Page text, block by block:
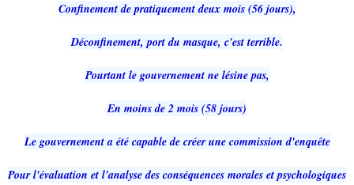
Confinement de pratiquement deux mois (56 jours),
Déconfinement, port du masque, c'est terrible.
Pourtant le gouvernement ne lésine pas,
En moins de 2 mois (58 jours)
Le gouvernement a été capable de créer une commission d'enquête
Pour l'évaluation et l'analyse des conséquences morales et psychologiques